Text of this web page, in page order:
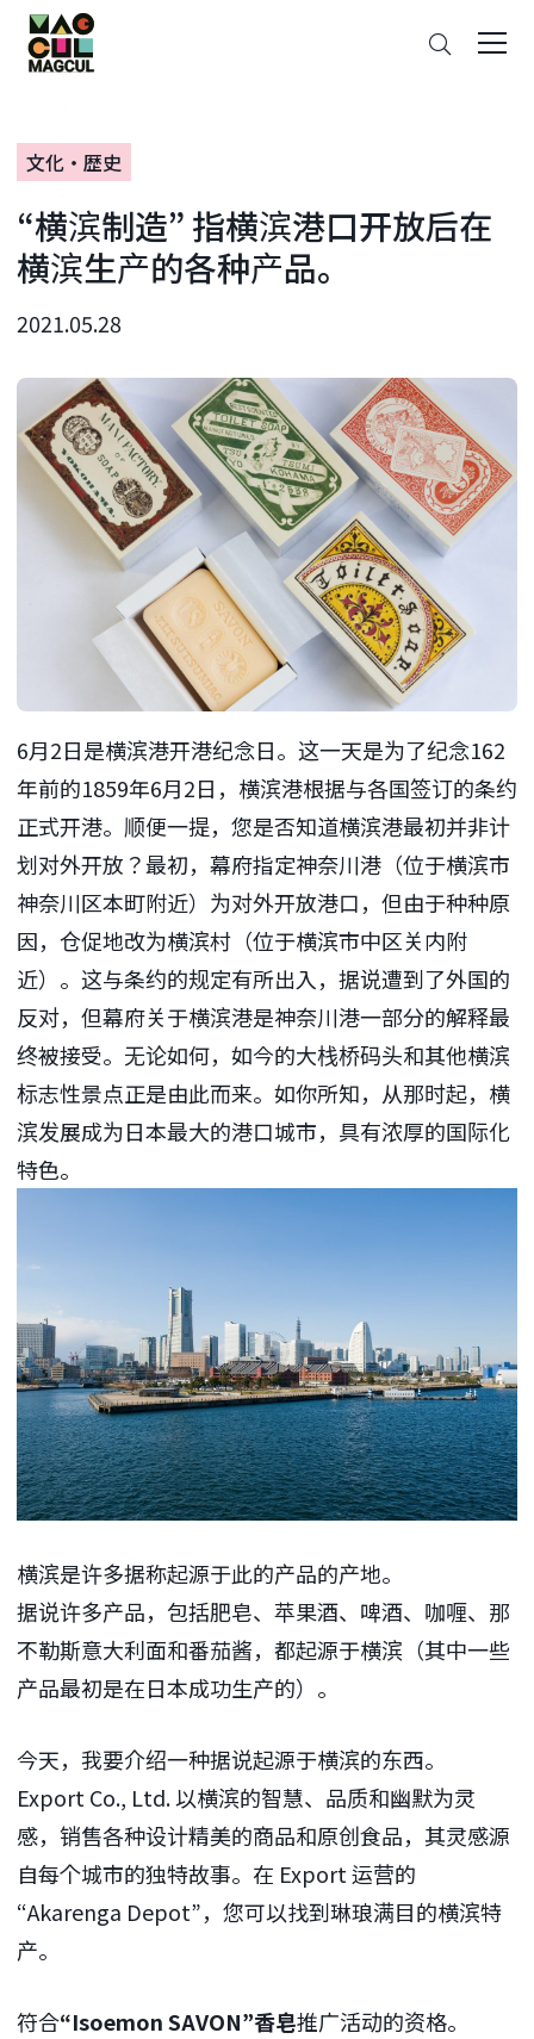
ン
テ
ン
に
ス
ッ
プ
文化・歴史
“横滨制造” 指横滨港口开放后在
横滨生产的各种产品。
2021.05.28
6月2日是横滨港开港纪念日。这一天是为了纪念162
年前的1859年6月2日，横滨港根据与各国签订的条约
正式开港。顺便一提，您是否知道横滨港最初并非计
划对外开放？最初，幕府指定神奈川港（位于横滨市
神奈川区本町附近）为对外开放港口，但由于种种原
因，仓促地改为横滨村（位于横滨市中区关内附
近）。这与条约的规定有所出入，据说遭到了外国的
反对，但幕府关于横滨港是神奈川港一部分的解释最
终被接受。无论如何，如今的大栈桥码头和其他横滨
标志性景点正是由此而来。如你所知，从那时起，横
滨发展成为日本最大的港口城市，具有浓厚的国际化
特色。
横滨是许多据称起源于此的产品的产地。
据说许多产品，包括肥皂、苹果酒、啤酒、咖喱、那
不勒斯意大利面和番茄酱，都起源于横滨（其中一些
产品最初是在日本成功生产的）。
今天，我要介绍一种据说起源于横滨的东西。
Export Co., Ltd. 以横滨的智慧、品质和幽默为灵
感，销售各种设计精美的商品和原创食品，其灵感源
自每个城市的独特故事。在 Export 运营的
“Akarenga Depot”，您可以找到琳琅满目的横滨特
产。
符合“Isoemon SAVON”香皂推广活动的资格。